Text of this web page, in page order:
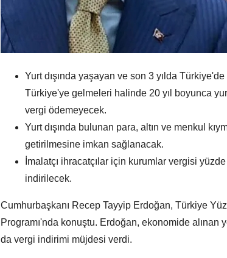
Yurt dışında yaşayan ve son 3 yılda
Türkiye'ye gelmeleri halinde 20 yıl boyunca
vergi ödemeyecek.
Yurt dışında bulunan para, altın ve menkul
getirilmesine imkan sağlanacak.
İmalatçı ihracatçılar için kurumlar vergisi
indirilecek.
Cumhurbaşkanı Recep Tayyip Erdoğan, Türkiye
Programı'nda konuştu. Erdoğan, ekonomide alınan
da vergi indirimi müjdesi verdi.